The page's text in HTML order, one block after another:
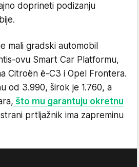
doprineti podizanju
mali gradski automobil
ovu Smart Car Platformu,
Citroën ë-C3 i Opel Frontera.
od 3.990, širok je 1.760, a
što mu garantuju okretnu
prtljažnik ima zapreminu